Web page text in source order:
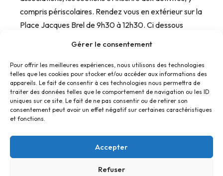
Gérer le consentement
Pour offrir les meilleures expériences, nous utilisons des technologies
telles que les cookies pour stocker et/ou accéder aux informations des
appareils. Le fait de consentir à ces technologies nous permettra de
traiter des données telles que le comportement de navigation ou les ID
uniques sur ce site. Le fait de ne pas consentir ou de retirer son
consentement peut avoir un effet négatif sur certaines caractéristiques
et fonctions.
Accepter
Refuser
compris périscolaires. Rendez vous en extérieur sur la
Place Jacques Brel de 9h30 à 12h30. Ci dessous
Contact